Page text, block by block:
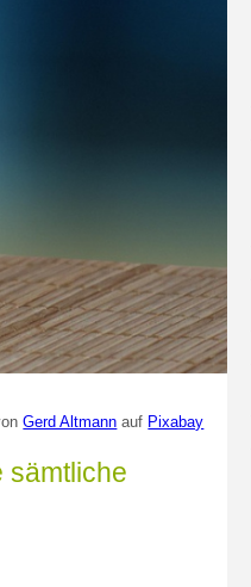
Gerd Altmann auf Pixabay
sämtliche